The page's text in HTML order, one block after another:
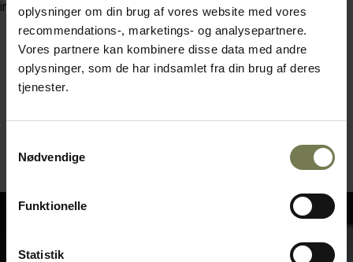
oplysninger om din brug af vores website med vores
recommendations-, marketings- og analysepartnere.
Vores partnere kan kombinere disse data med andre
oplysninger, som de har indsamlet fra din brug af deres
tjenester.
Nødvendige
Funktionelle
Statistik
inspirere…